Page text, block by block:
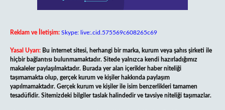
Reklam ve İletişim: Skype: live:.cid.575569c608265c69
Yasal Uyarı: Bu internet sitesi, herhangi bir marka, kurum veya şahıs şirketi ile
hiçbir bağlantısı bulunmamaktadır. Sitede yalnızca kendi hazırladığımız
makaleler paylaşılmaktadır. Burada yer alan içerikler haber niteliği
taşımamakta olup, gerçek kurum ve kişiler hakkında paylaşım
yapılmamaktadır. Gerçek kurum ve kişiler ile isim benzerlikleri tamamen
tesadüfidir. Sitemizdeki bilgiler taslak halindedir ve tavsiye niteliği taşımazlar.